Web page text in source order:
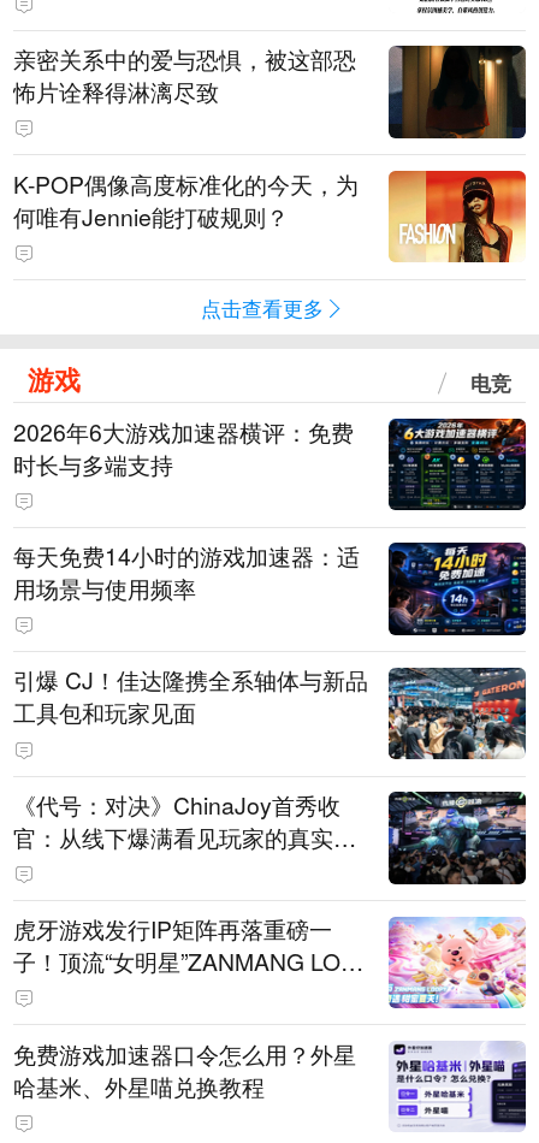
亲密关系中的爱与恐惧，被这部恐
怖片诠释得淋漓尽致
K-POP偶像高度标准化的今天，为
何唯有Jennie能打破规则？
点击查看更多
游戏 电竞
2026年6大游戏加速器横评：免费
时长与多端支持
每天免费14小时的游戏加速器：适
用场景与使用频率
引爆 CJ！佳达隆携全系轴体与新品
工具包和玩家见面
《代号：对决》ChinaJoy首秀收
官：从线下爆满看见玩家的真实期
待
虎牙游戏发行IP矩阵再落重磅一
子！顶流“女明星”ZANMANG LOO
PY 正版3D消除手游《消消奇遇》
惊喜曝光
免费游戏加速器口令怎么用？外星
哈基米、外星喵兑换教程